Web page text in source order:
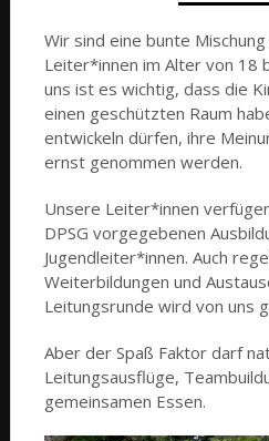
Wir sind eine bunte
Leiter*innen im Alter von 18
uns ist es wichtig, dass die
einen geschützten Raum
entwickeln dürfen, ihre
ernst genommen werden.
Unsere Leiter*innen
DPSG vorgegebenen
Jugendleiter*innen. Auch
Weiterbildungen und
Leitungsrunde wird von uns
Aber der Spaß Faktor darf
Leitungsausflüge,
gemeinsamen Essen.